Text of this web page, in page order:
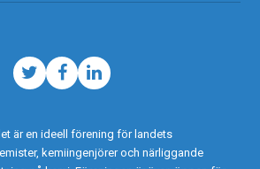
TwitterFacebook
LinkedIn
är en ideell förening för landets
kemiingenjörer och närliggande